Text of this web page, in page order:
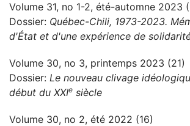
Volume 31, no 1-2, été-automne 2023
Dossier: Québec-Chili, 1973-2023.
d'État et d'une expérience de
Volume 30, no 3, printemps 2023 (21)
Dossier: Le nouveau clivage
début du XXIe siècle
Volume 30, no 2, été 2022 (16)